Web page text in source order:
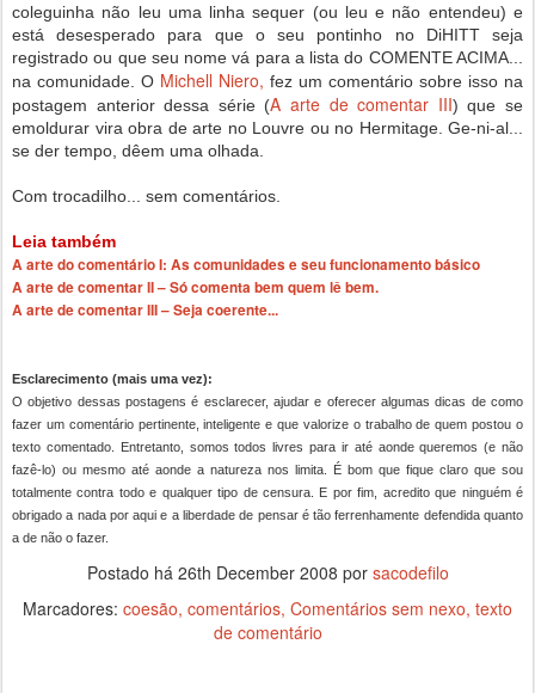
coleguinha não leu uma linha sequer (ou leu e não entendeu) e
está desesperado para que o seu pontinho no DiHITT seja
registrado ou que seu nome vá para a lista do COMENTE ACIMA...
na comunidade. O Michell Niero, fez um comentário sobre isso na
postagem anterior dessa série (A arte de comentar III) que se
emoldurar vira obra de arte no Louvre ou no Hermitage. Ge-ni-al...
se der tempo, dêem uma olhada.
Com trocadilho... sem comentários.
Leia também
A arte do comentário I: As comunidades e seu funcionamento básico
A arte de comentar II – Só comenta bem quem lê bem.
A arte de comentar III – Seja coerente...
Esclarecimento (mais uma vez):
O objetivo dessas postagens é esclarecer, ajudar e oferecer algumas dicas de como
fazer um comentário pertinente, inteligente e que valorize o trabalho de quem postou o
texto comentado. Entretanto, somos todos livres para ir até aonde queremos (e não
fazê-lo) ou mesmo até aonde a natureza nos limita. É bom que fique claro que sou
totalmente contra todo e qualquer tipo de censura. E por fim, acredito que ninguém é
obrigado a nada por aqui e a liberdade de pensar é tão ferrenhamente defendida quanto
a de não o fazer.
Postado há 26th December 2008 por sacodefilo
Marcadores: coesão comentários Comentários sem nexo texto
de comentário